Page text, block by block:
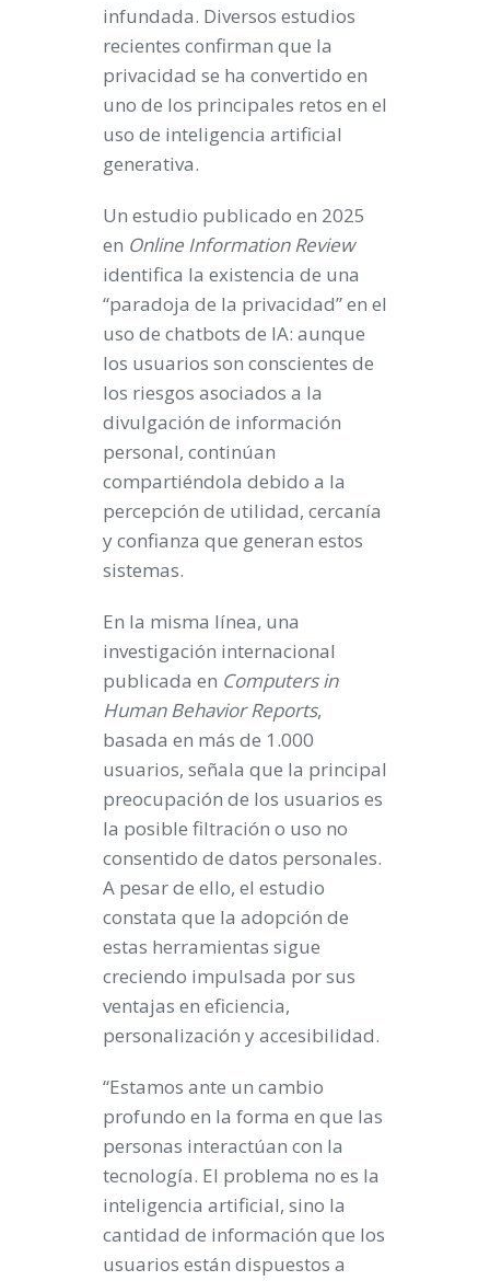
infundada. Diversos estudios
recientes confirman que la
privacidad se ha convertido en
uno de los principales retos en el
uso de inteligencia artificial
generativa.
Un estudio publicado en 2025
en Online Information Review
identifica la existencia de una
“paradoja de la privacidad” en el
uso de chatbots de IA: aunque
los usuarios son conscientes de
los riesgos asociados a la
divulgación de información
personal, continúan
compartiéndola debido a la
percepción de utilidad, cercanía
y confianza que generan estos
sistemas.
En la misma línea, una
investigación internacional
publicada en Computers in
Human Behavior Reports,
basada en más de 1.000
usuarios, señala que la principal
preocupación de los usuarios es
la posible filtración o uso no
consentido de datos personales.
A pesar de ello, el estudio
constata que la adopción de
estas herramientas sigue
creciendo impulsada por sus
ventajas en eficiencia,
personalización y accesibilidad.
“Estamos ante un cambio
profundo en la forma en que las
personas interactúan con la
tecnología. El problema no es la
inteligencia artificial, sino la
cantidad de información que los
usuarios están dispuestos a